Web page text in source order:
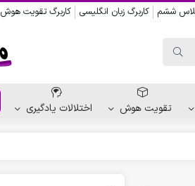
ششم کاربرگ زبان انگلیسی کاربرگ تقویت هوش
تقویت هوش اختلالات یادگیری